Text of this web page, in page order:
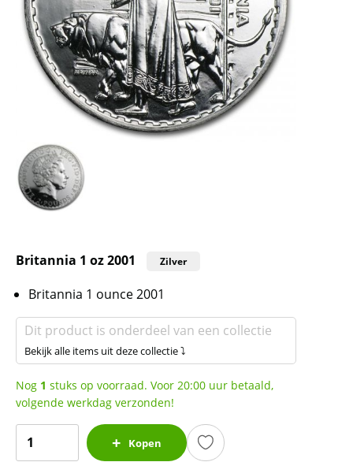
Britannia 1 oz 2001 Zilver
Britannia 1 ounce 2001
Dit product is onderdeel van een collectie
Bekijk alle items uit deze collectie ⤵
Nog 1 stuks op voorraad. Voor 20:00 uur betaald,
volgende werkdag verzonden!
Kopen